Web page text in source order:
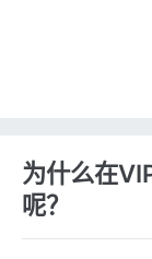
为什么在
呢？